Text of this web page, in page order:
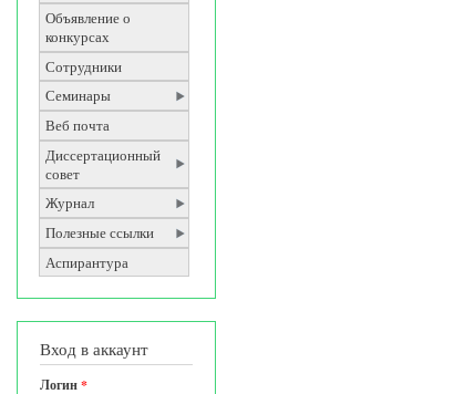
Объявление о
конкурсах
Сотрудники
Семинары
Веб почта
Диссертационный
совет
Журнал
Полезные ссылки
Аспирантура
Вход в аккаунт
Логин*